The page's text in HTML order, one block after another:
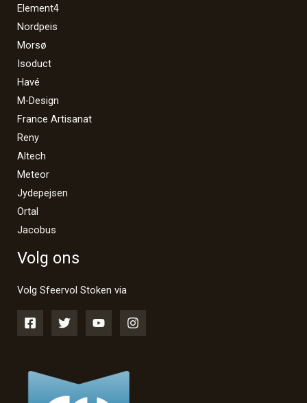
Element4
Nordpeis
Morsø
Isoduct
Havé
M-Design
France Artisanat
Reny
Altech
Meteor
Jydepejsen
Ortal
Jacobus
Volg ons
Volg Sfeervol Stoken via